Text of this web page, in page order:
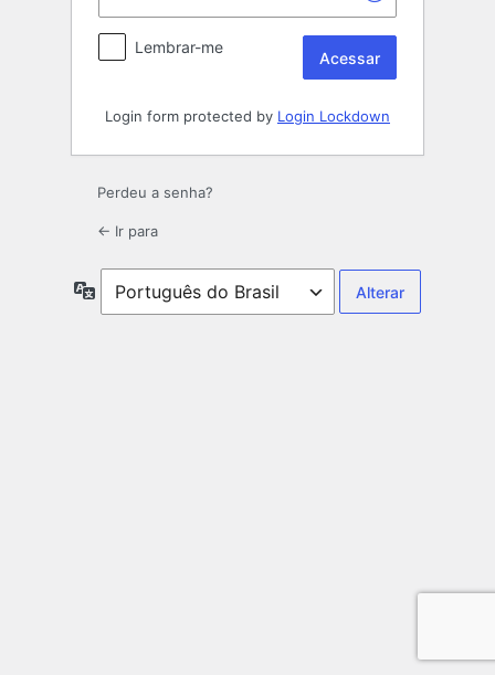
Lembrar-me
Login form protected by Login Lockdown
Perdeu a senha?
← Ir para
Idioma